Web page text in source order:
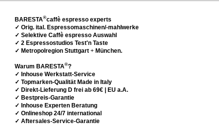
BARESTA®caffè espresso experts
✓ Orig. ital. Espressomaschinen/-mahlwerke
✓ Selektive Caffè espresso Auswahl
✓ 2 Espressostudios Test'n Taste
✓ Metropolregion Stuttgart + München.
Warum BARESTA®?
✓ Inhouse Werkstatt-Service
✓ Topmarken-Qualität Made in Italy
✓ Direkt-Lieferung D frei ab 69€ | EU a.A.
✓ Bestpreis-Garantie
✓ Inhouse Experten Beratung
✓ Onlineshop 24/7 international
✓ Aftersales-Service-Garantie